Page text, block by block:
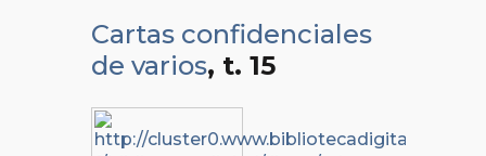
Cartas confidenciales
de varios, t. 15